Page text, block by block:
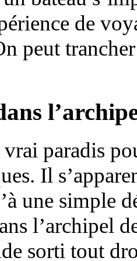
de
peut
paradis
Il
une simple
l’archipel
sorti tout